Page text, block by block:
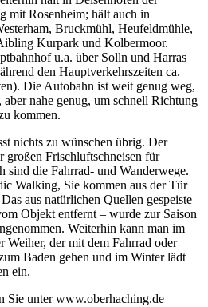
mit Rosenheim; hält auch in
Bruckmühl, Heufeldmühle,
Kurpark und Kolbermoor.
u.a. über Solln und Harras
den Hauptverkehrszeiten ca.
Die Autobahn ist weit genug weg,
nahe genug, um schnell Richtung
kommen.
nichts zu wünschen übrig. Der
großen Frischluftschneisen für
sind die Fahrrad- und Wanderwege.
Walking, Sie kommen aus der Tür
aus natürlichen Quellen gespeiste
Objekt entfernt – wurde zur Saison
Weiterhin kann man im
Weiher, der mit dem Fahrrad oder
Baden gehen und im Winter lädt
ein.
Sie unter www.oberhaching.de